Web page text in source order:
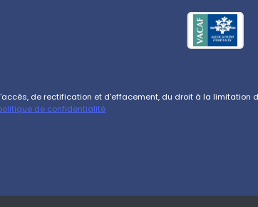
de rectification et d'effacement, du droit à la limitation
de confidentialité